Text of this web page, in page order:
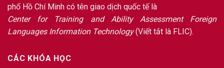
phố Hồ Chí Minh có tên giao dịch quốc tế là
Center for Training and Ability Assessment Foreign
Languages Information Technology(Viết tắt là FLIC).
CÁC KHÓA HỌC